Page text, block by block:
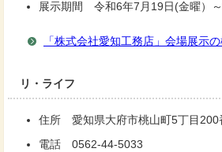
展示期間 令和6年7月19日(金曜）～
「株式会社愛知工務店」会場展示
リ・ライフ
住所 愛知県大府市桃山町5丁目200
電話 0562-44-5033